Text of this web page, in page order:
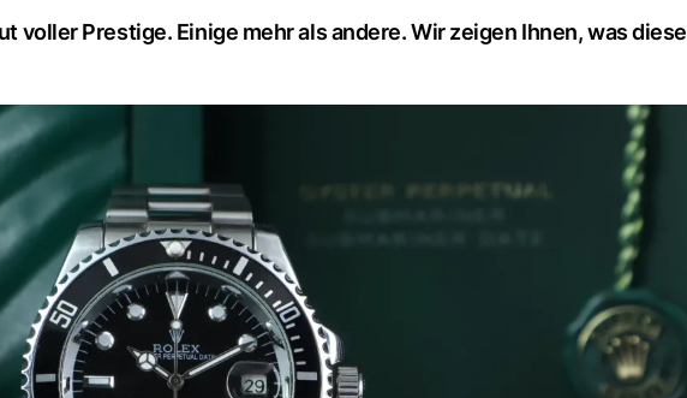
voller Prestige. Einige mehr als andere. Wir zeigen Ihnen, was diese